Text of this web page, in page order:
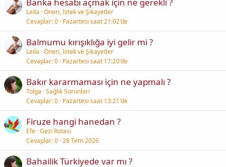
Leila Öneri, İstek ve Şikayetler
Cevaplar 0 Pazartesi saat 21:02'de
Balmumu kırışıklığa iyi gelir mi ?
Leila Öneri, İstek ve Şikayetler
Cevaplar 0 Pazartesi saat 17:20'de
Bakır kararmaması için ne yapmalı ?
Tolga Sağlık Sorunları
Cevaplar 0 Pazartesi saat 13:21'de
Firuze hangi hanedan ?
Efe Gezi Rotası
Cevaplar 0 28 Tem 2026
Bahailik Türkiyede var mı ?